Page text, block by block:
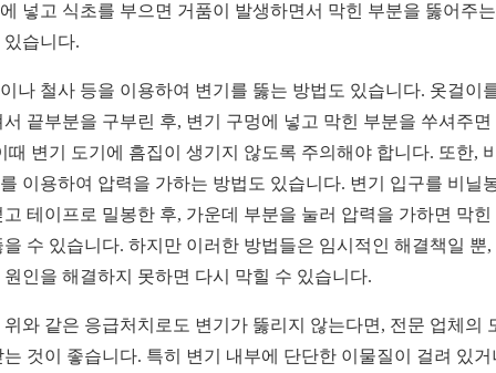
넣고 식초를 부으면 거품이 발생하면서 막힌 부분을 뚫어주
있습니다.
나 철사 등을 이용하여 변기를 뚫는 방법도 있습니다. 옷걸이
서 끝부분을 구부린 후, 변기 구멍에 넣고 막힌 부분을 쑤셔주면
때 변기 도기에 흠집이 생기지 않도록 주의해야 합니다. 또한,
이용하여 압력을 가하는 방법도 있습니다. 변기 입구를 비닐
고 테이프로 밀봉한 후, 가운데 부분을 눌러 압력을 가하면 막힌
을 수 있습니다. 하지만 이러한 방법들은 임시적인 해결책일 뿐,
원인을 해결하지 못하면 다시 막힐 수 있습니다.
위와 같은 응급처치로도 변기가 뚫리지 않는다면, 전문 업체의
는 것이 좋습니다. 특히 변기 내부에 단단한 이물질이 걸려 있거